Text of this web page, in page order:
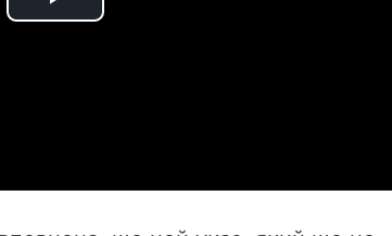
P